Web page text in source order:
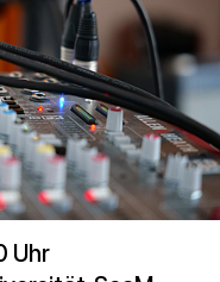
Uhr